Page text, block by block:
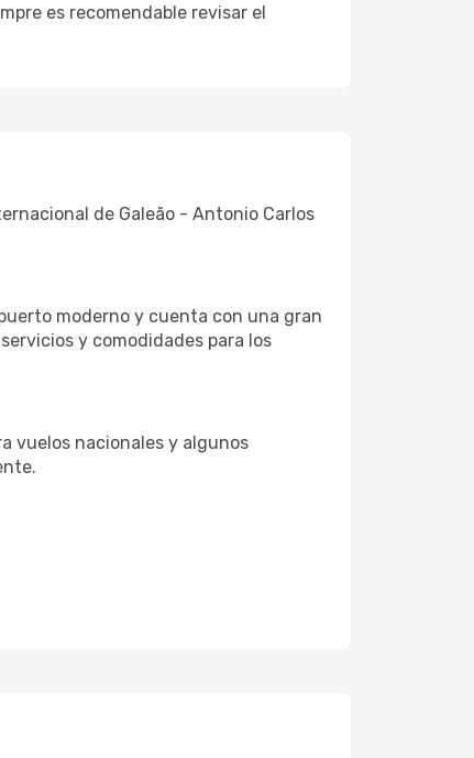
es recomendable revisar el
de Galeão - Antonio Carlos
moderno y cuenta con una gran
y comodidades para los
vuelos nacionales y algunos